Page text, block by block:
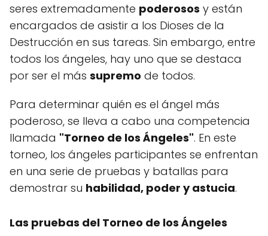
seres extremadamente poderosos y están
encargados de asistir a los Dioses de la
Destrucción en sus tareas. Sin embargo, entre
todos los ángeles, hay uno que se destaca
por ser el más supremo de todos.
Para determinar quién es el ángel más
poderoso, se lleva a cabo una competencia
llamada "Torneo de los Ángeles". En este
torneo, los ángeles participantes se enfrentan
en una serie de pruebas y batallas para
demostrar su habilidad, poder y astucia.
Las pruebas del Torneo de los Ángeles